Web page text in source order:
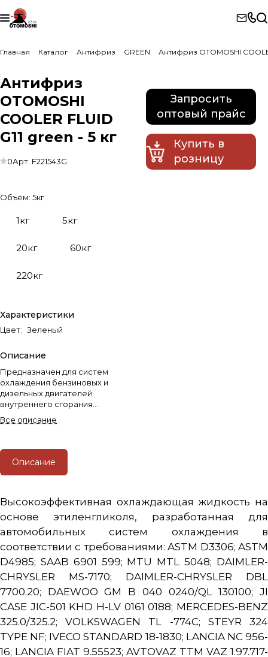
Главная Каталог Антифриз GREEN Антифриз OTOMOSHI
Антифриз
OTOMOSHI
COOLER FLUID
G11 green - 5 кг
0Арт. F221543G
Объём: 5кг
1кг 5кг
20кг 60кг
220кг
Характеристики
Цвет: Зеленый
Описание
Предназначен для систем
охлаждения бензиновых и
дизельных двигателей
внутреннего сгорания
средств, в том числе с
сплавов.
Все описание
Запросить
оптовый прайс
Купить в
розницу
Описание
Высокоэффективная охлаждающая жидкость на
основе этиленгликоля, разработанная для
автомобильных систем охлаждения в
соответствии с требованиями: ASTM D3306; ASTM
D4985; SAAB 6901 599; MTU MTL 5048; DAIMLER-
CHRYSLER MS-7170; DAIMLER-CHRYSLER DBL
7700.20; DAEWOO GM B 040 0240/QL 130100; JI
CASE JIC-501 KHD H-LV 0161 0188; MERCEDES-BENZ
325.0/325.2; VOLKSWAGEN TL -774C; STEYR 324
TYPE NF; IVECO STANDARD 18-1830; LANCIA NC 956-
16; LANCIA FIAT 9.55523; AVTOVAZ TTM VAZ 1.97.717-